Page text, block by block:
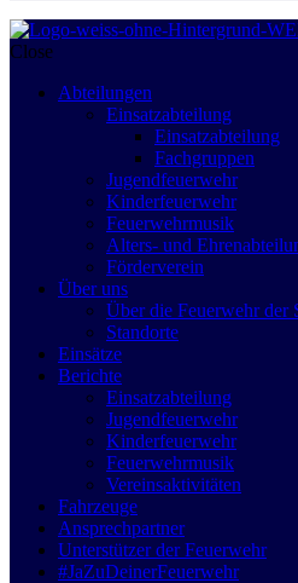
Close
Abteilungen
Einsatzabteilung
Einsatzabteilung
Fachgruppen
Jugendfeuerwehr
Kinderfeuerwehr
Feuerwehrmusik
Alters- und
Förderverein
Über uns
Über die Feuerwehr der
Standorte
Einsätze
Berichte
Einsatzabteilung
Jugendfeuerwehr
Kinderfeuerwehr
Feuerwehrmusik
Vereinsaktivitäten
Fahrzeuge
Ansprechpartner
Unterstützer der Feuerwehr
#JaZuDeinerFeuerwehr